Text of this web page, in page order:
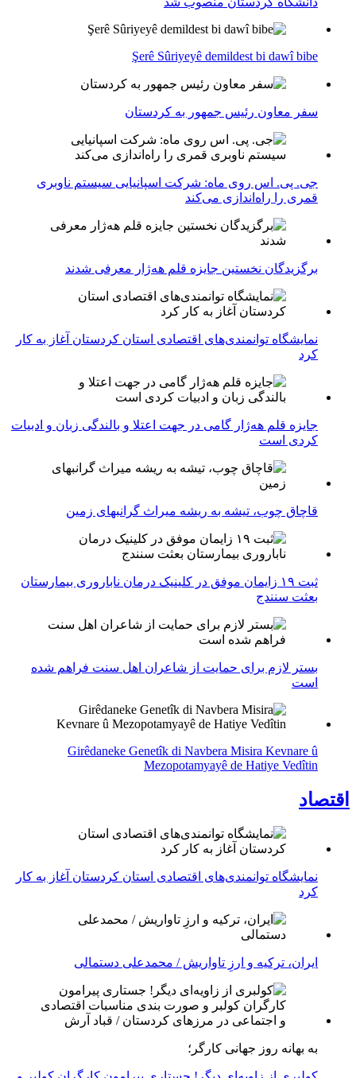
Şerê Sûriyeyê demildest bi dawî bibe
سفر معاون رئیس جمهور به کردستان
جی. پی. اس روی ماه: شرکت اسپانیایی سیستم ناوبری
قمری را راه‌اندازی می‌کند
برگزیدگان نخستین جایزه قلم هه‌ژار معرفی شدند
نمایشگاه توانمندی‌های اقتصادی استان کردستان آغاز به کار
کرد
جایزه قلم هه‌ژار گامی در جهت اعتلا و بالندگی زبان و ادبیات
کردی است
قاچاق چوب، تیشه به ریشه میراث گرانبهای زمین
ثبت ۱۹ زایمان موفق در کلینیک درمان ناباروری بیمارستان
بعثت سنندج
بستر لازم برای حمایت از شاعران اهل سنت فراهم شده
است
Girêdaneke Genetîk di Navbera Misira Kevnare û
Mezopotamyayê de Hatiye Vedîtin
اقتصاد
نمایشگاه توانمندی‌های اقتصادی استان کردستان آغاز به کار
کرد
ایران، ترکیه و ارزِ تاواریش / محمدعلی دستمالی
به بهانه روز جهانی کارگر؛